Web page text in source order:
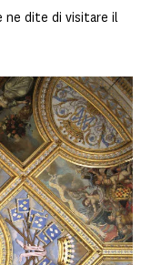
ne dite di visitare il